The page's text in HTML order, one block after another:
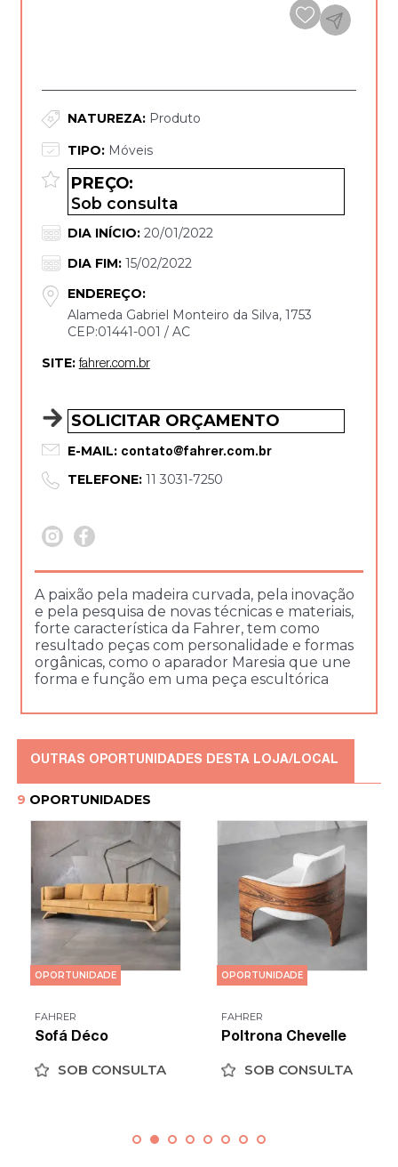
NATUREZA:Produto
TIPO:Móveis
PREÇO:
Sob consulta
DIA INÍCIO:20/01/2022
DIA FIM:15/02/2022
ENDEREÇO:
Alameda Gabriel Monteiro da Silva, 1753
CEP:01441-001 / AC
SITE: fahrer.com.br
SOLICITAR ORÇAMENTO
E-MAIL: contato@fahrer.com.br
TELEFONE:11 3031-7250
A paixão pela madeira curvada, pela inovação
e pela pesquisa de novas técnicas e materiais,
forte característica da Fahrer, tem como
resultado peças com personalidade e formas
orgânicas, como o aparador Maresia que une
forma e função em uma peça escultórica
OUTRAS OPORTUNIDADES DESTA LOJA/LOCAL
9 OPORTUNIDADES
OPORTUNIDADE
FAHRER
Sofá Déco
SOB CONSULTA
OPORTUNIDADE
FAHRER
Poltrona Chevelle
SOB CONSULTA